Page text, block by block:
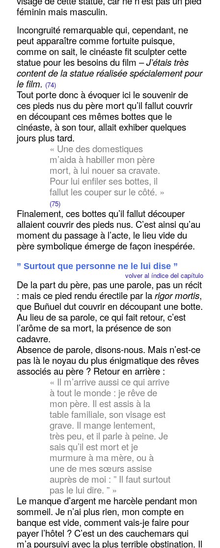
féminin mais masculin.
Incongruité remarquable qui, cependant, ne
peut apparaître comme fortuite puisque,
comme on sait, le cinéaste fit sculpter cette
statue pour les besoins du film –J’étais très
content de la statue réalisée spécialement pour
le film. (74)
Tout porte donc à évoquer ici le souvenir de
ces pieds nus du père mort qu’il fallut couvrir
en découpant ces mêmes bottes que le
cinéaste, à son tour, allait exhiber quelques
jours plus tard.
« Une des domestiques
m’aida à habiller mon père
mort, à lui nouer sa cravate.
Pour lui enfiler ses bottes, il
fallut les couper sur le côté. »
(75)
Finalement, ces bottes qu’il fallut découper
allaient couvrir des pieds nus. C’est ainsi qu’au
moment du passage à l’acte, le lieu vide du
père symbolique émerge de façon inespérée.
” Surtout que personne ne le lui dise ”
volver al índice del capítulo
De la part du père, pas une parole, pas un récit
: mais ce pied rendu érectile par larigor mortis,
que Buñuel dut couvrir en découpant une botte.
Au lieu de sa parole, ce qui fait retour, c’est
l’arôme de sa mort, la présence de son
cadavre.
Absence de parole, disons-nous. Mais n’est-ce
pas là le noyau du plus énigmatique des rêves
associés au père ? Retour en arrière :
« Il m’arrive aussi ce qui arrive
à tout le monde : je rêve de
mon père. Il est assis à la
table familiale, son visage est
grave. Il mange lentement,
très peu, et il parle à peine. Je
sais qu’il est mort et je
murmure à ma mère, ou à
une de mes sœurs assise
auprès de moi : ” Il faut surtout
pas le lui dire. ” »
Le manque d’argent me harcèle pendant mon
sommeil. Je n’ai plus rien, mon compte en
banque est vide, comment vais-je faire pour
payer l’hôtel ? C’est un des cauchemars qui
m’a poursuivi avec la plus terrible obstination. Il